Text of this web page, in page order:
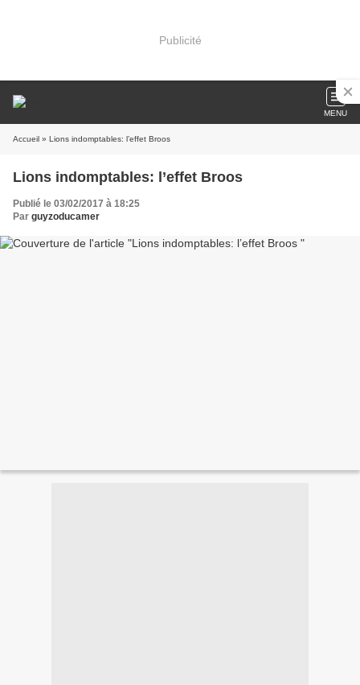
Publicité
MENU
Accueil » Lions indomptables: l’effet Broos
Lions indomptables: l’effet Broos
Publié le 03/02/2017 à 18:25
Par guyzoducamer